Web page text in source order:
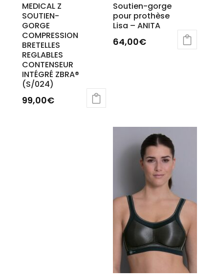
MEDICAL Z
SOUTIEN-
GORGE
COMPRESSION
BRETELLES
REGLABLES
CONTENSEUR
INTÉGRÉ ZBRA®
(S/024)
99,00€
Soutien-gorge
pour prothèse
Lisa – ANITA
64,00€
peuvent
choisies
produit